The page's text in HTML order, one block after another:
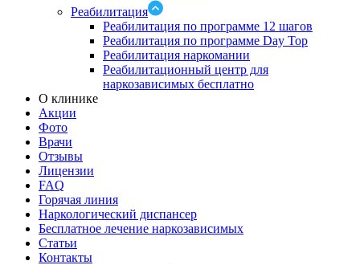
Реабилитация
Реабилитация по программе 12 шагов
Реабилитация по программе Day Top
Реабилитация наркомании
Реабилитационный центр для
наркозависимых бесплатно
О клинике
Акции
Фото
Врачи
Отзывы
Лицензии
FAQ
Горячая линия
Наркологический диспансер
Бесплатное лечение наркозависимых
Статьи
Контакты